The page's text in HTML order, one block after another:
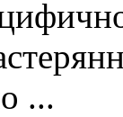
...